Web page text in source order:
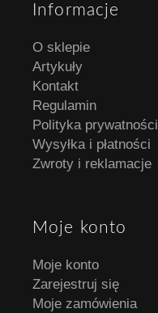
Informacje
O sklepie
Artykuły
Kontakt
Regulamin
Polityka prywatności
Wysyłka i płatności
Zwroty i reklamacje
Moje konto
Moje konto
Zarejestruj się
Moje zamówienia